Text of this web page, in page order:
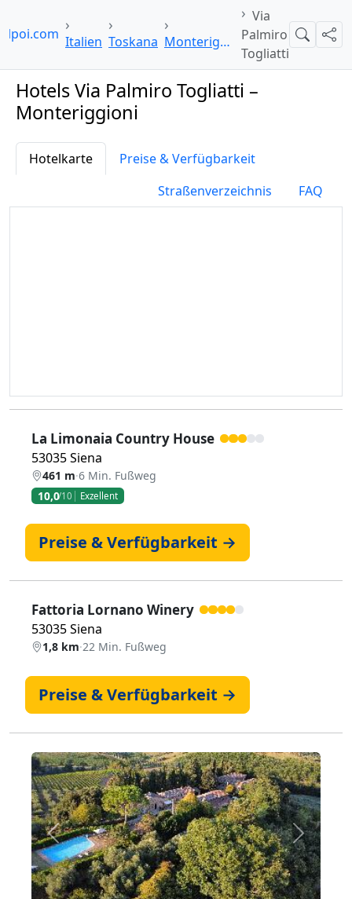
Italien Toskana Monteriggioni
Via
Palmiro
Togliatti
Suche
Hotels Via Palmiro Togliatti –
Monteriggioni
Hotelkarte
Preise & Verfügbarkeit
Straßenverzeichnis
FAQ
La Limonaia Country House
53035 Siena
461 m·6 Min. Fußweg
10,0/10 Exzellent
Preise & Verfügbarkeit →
Fattoria Lornano Winery
53035 Siena
1,8 km·22 Min. Fußweg
Preise & Verfügbarkeit →
Zurück Weiter